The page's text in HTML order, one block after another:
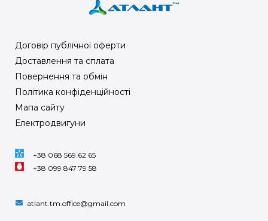
Договір публічної оферти
Доставлення та сплата
Повернення та обмін
Політика конфіденційності
Мапа сайту
Електродвигуни
+38 068 569 62 65
+38 099 847 79 58
atlant.tm.office@gmail.com